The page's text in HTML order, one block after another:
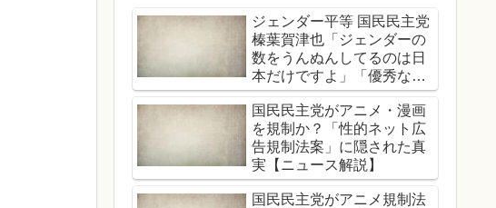
ジェンダー平等 国民民主党
榛葉賀津也「ジェンダーの
数をうんぬんしてるのは日
本だけですよ」「優秀な女
性、男性関係なくどんどん
登用する」
国民民主党がアニメ・漫画
を規制か？「性的ネット広
告規制法案」に隠された真
実【ニュース解説】
国民民主党がアニメ規制法